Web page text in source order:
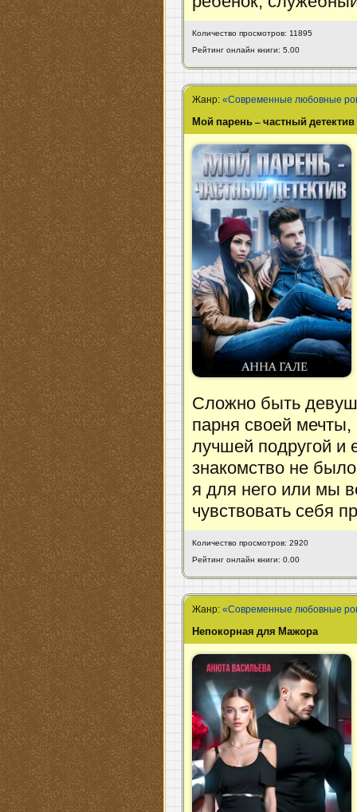
Количество просмотров: 11895
Рейтинг онлайн книги: 5.00
Жанр:«Современные любовные
Мой парень – частный детектив
Сложно быть
парня своей мечты,
лучшей подругой
знакомство не
я для него или мы
чувствовать себя
Количество просмотров: 2920
Рейтинг онлайн книги: 0.00
Жанр:«Современные любовные
Непокорная для Мажора